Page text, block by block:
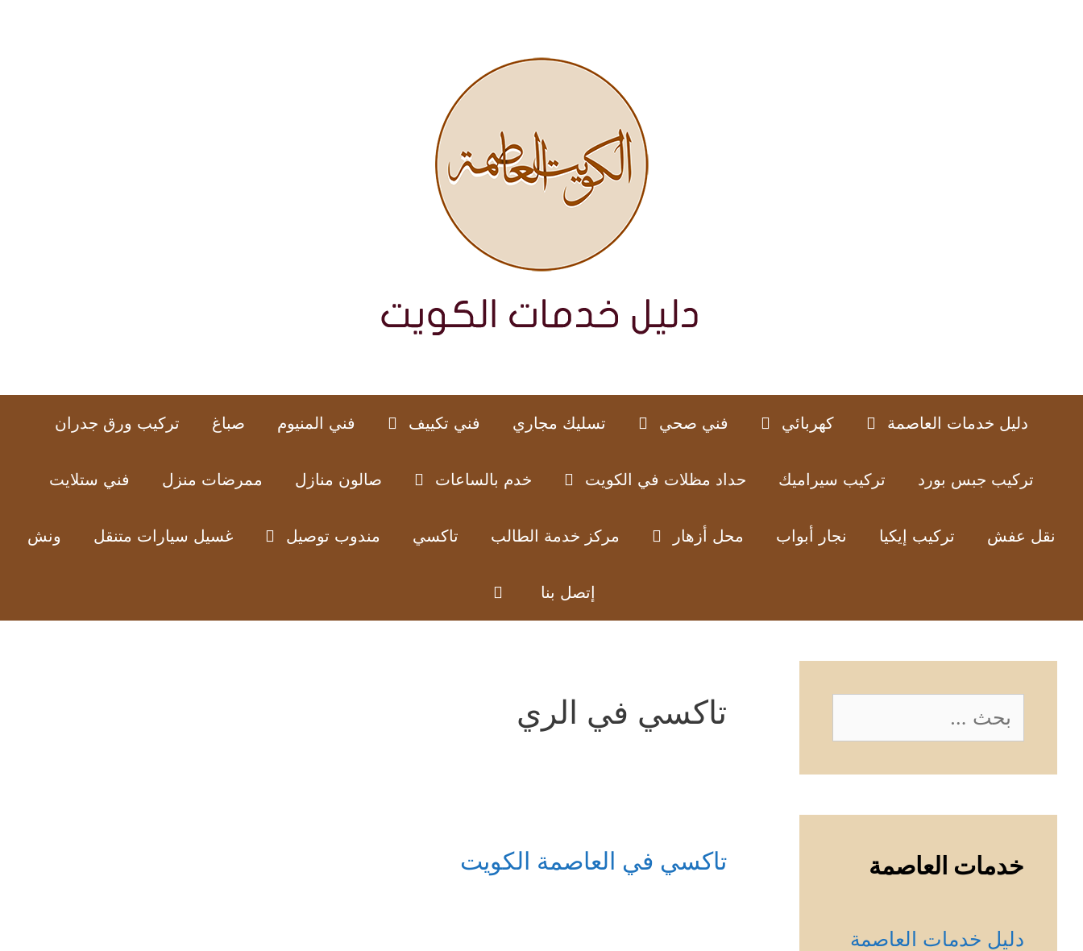
دليل خدمات العاصمة كهربائي فني صحي تسليك مجاري فني تكييف فني المنيوم صباغ تركيب ورق جدران
تركيب جبس بورد تركيب سيراميك حداد مظلات في الكويت خدم بالساعات صالون منازل ممرضات منزل فني ستلايت
نقل عفش تركيب إيكيا نجار أبواب محل أزهار مركز خدمة الطالب تاكسي مندوب توصيل غسيل سيارات متنقل ونش
إتصل بنا
تاكسي في الري
تاكسي في العاصمة الكويت
البحث
عن:
خدمات العاصمة
دليل خدمات العاصمة